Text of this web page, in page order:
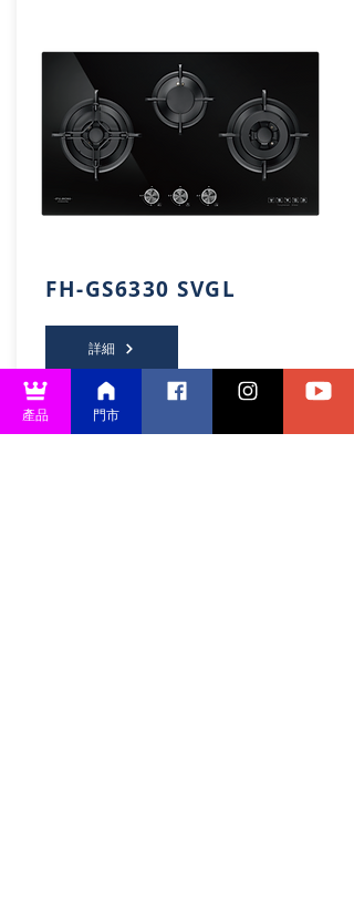
FH-GS6330 SVGL
詳細
產品 門市